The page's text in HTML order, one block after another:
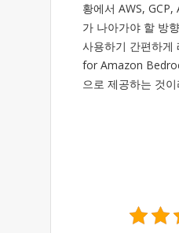
황에서 AWS, GCP,
가 나아가야 할 방
사용하기 간편하게
for Amazon
으로 제공하는 것